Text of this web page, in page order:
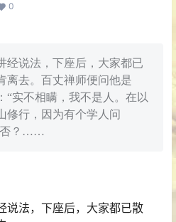
0
经说法，下座后，大家都已
离去。百丈禅师便问他是
“实不相瞒，我不是人。在以
修行，因为有个学人问
否？……
说法，下座后，大家都已散